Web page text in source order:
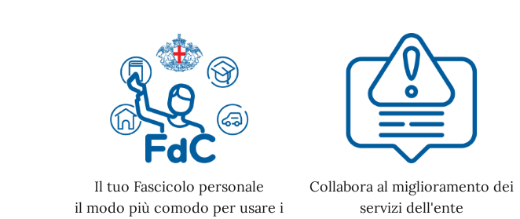
Il tuo Fascicolo personale
il modo più comodo per usare i
Collabora al miglioramento dei
servizi dell'ente